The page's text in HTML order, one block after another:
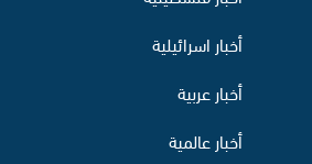
أخبار اسرائيلية
أخبار عربية
أخبار عالمية